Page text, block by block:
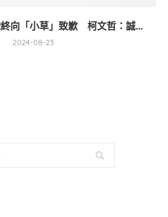
向「小草」致歉 柯文哲：誠...
2024-08-23